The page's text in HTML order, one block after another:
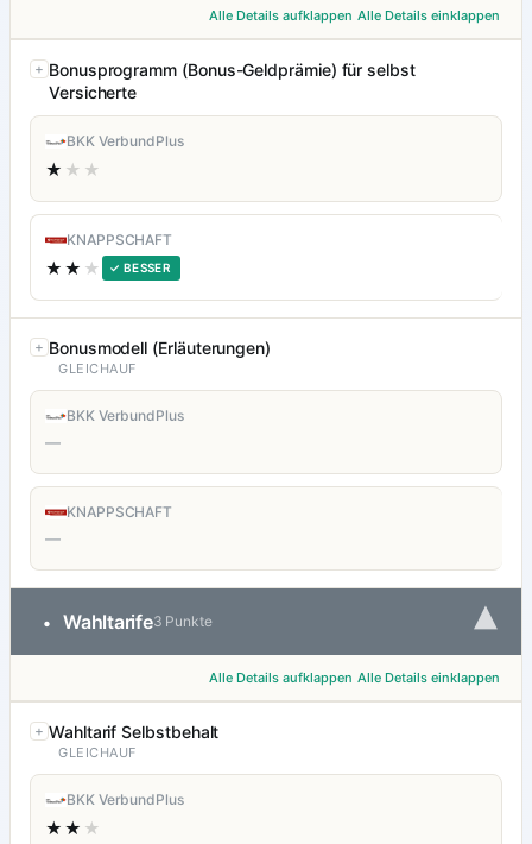
Alle Details aufklappen Alle Details einklappen
Bonusprogramm (Bonus-Geldprämie) für selbst
Versicherte
BKK VerbundPlus
★ ★★
KNAPPSCHAFT
★★ ★ ✓ BESSER
Bonusmodell (Erläuterungen)
GLEICHAUF
BKK VerbundPlus
—
KNAPPSCHAFT
—
• Wahltarife3 Punkte ▾
Alle Details aufklappen Alle Details einklappen
Wahltarif Selbstbehalt
GLEICHAUF
BKK VerbundPlus
★★ ★